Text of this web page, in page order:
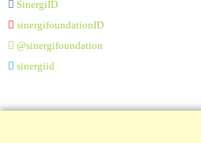
SinergiID
sinergifoundationID
@sinergifoundation
sinergiid